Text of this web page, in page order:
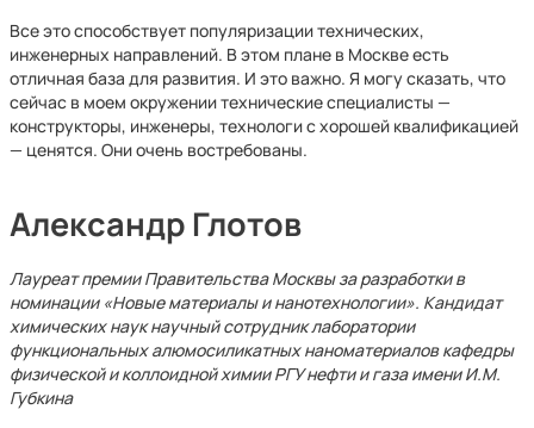
Все это способствует популяризации технических,
инженерных направлений. В этом плане в Москве есть
отличная база для развития. И это важно. Я могу сказать, что
сейчас в моем окружении технические специалисты —
конструкторы, инженеры, технологи с хорошей квалификацией
— ценятся. Они очень востребованы.
Александр Глотов
Лауреат премии Правительства Москвы за разработки в
номинации «Новые материалы и нанотехнологии». Кандидат
химических наук научный сотрудник лаборатории
функциональных алюмосиликатных наноматериалов кафедры
физической и коллоидной химии РГУ нефти и газа имени И.М.
Губкина